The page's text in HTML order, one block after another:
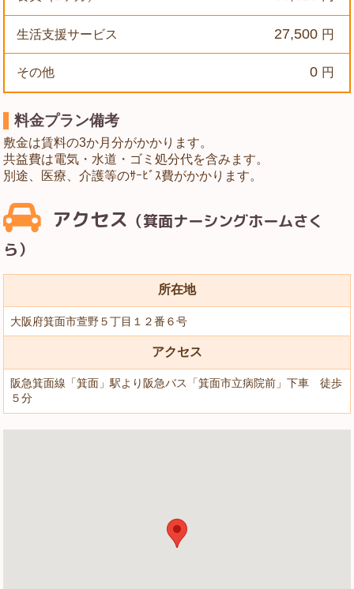
生活支援サービス 27,500 円
その他 0 円
料金プラン備考
敷金は賃料の3か月分がかかります。
共益費は電気・水道・ゴミ処分代を含みます。
別途、医療、介護等のｻｰﾋﾞｽ費がかかります。
アクセス （箕面ナーシングホームさく
ら）
所在地
大阪府箕面市萱野５丁目１２番６号
アクセス
阪急箕面線「箕面」駅より阪急バス「箕面市立病院前」下車 徒歩
５分